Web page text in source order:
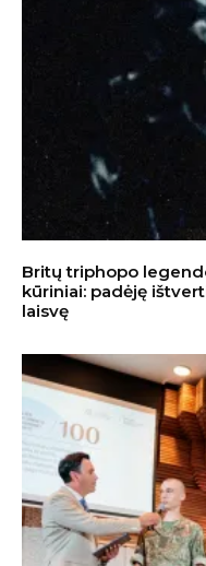
Britų triphopo
kūriniai: padėję
laisvę